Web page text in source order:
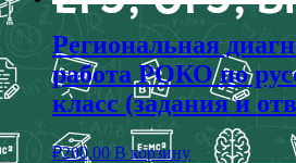
Региональная
работа РОКО по
класс (задания и
₽200,00 В корзину